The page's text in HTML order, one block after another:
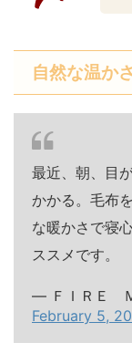
自然な温か
最近、朝、目
かかる。毛布
な暖かさで寝
ススメです。
— ＦＩＲＥ Ｍ
February 5,